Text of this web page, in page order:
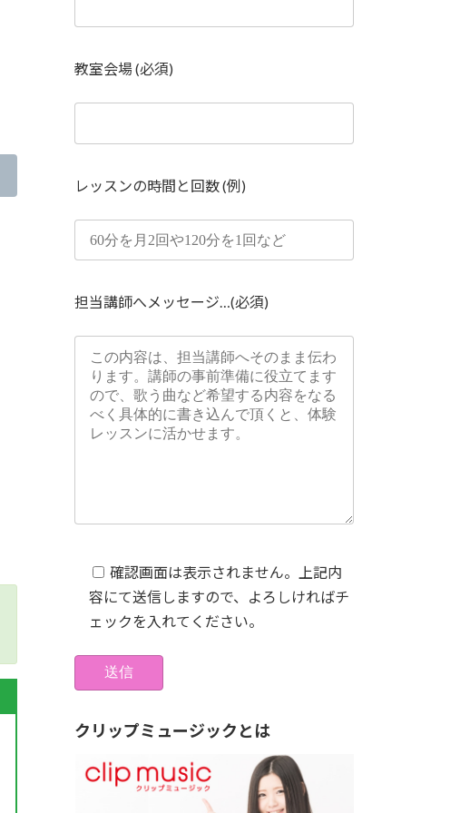
教室会場 (必須)
レッスンの時間と回数 (例)
担当講師へメッセージ…(必須)
確認画面は表示されません。上記内
容にて送信しますので、よろしければチ
ェックを入れてください。
クリップミュージックとは